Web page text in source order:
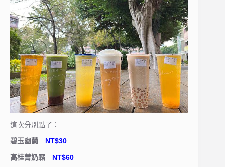
這次分別點了：
碧玉幽蘭 NT$30
高桂菁奶霜 NT$60